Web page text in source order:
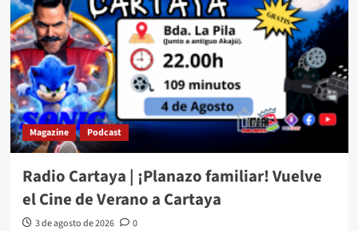
Magazine Podcast
Radio Cartaya | ¡Planazo familiar! Vuelve
el Cine de Verano a Cartaya
3 de agosto de 2026 0